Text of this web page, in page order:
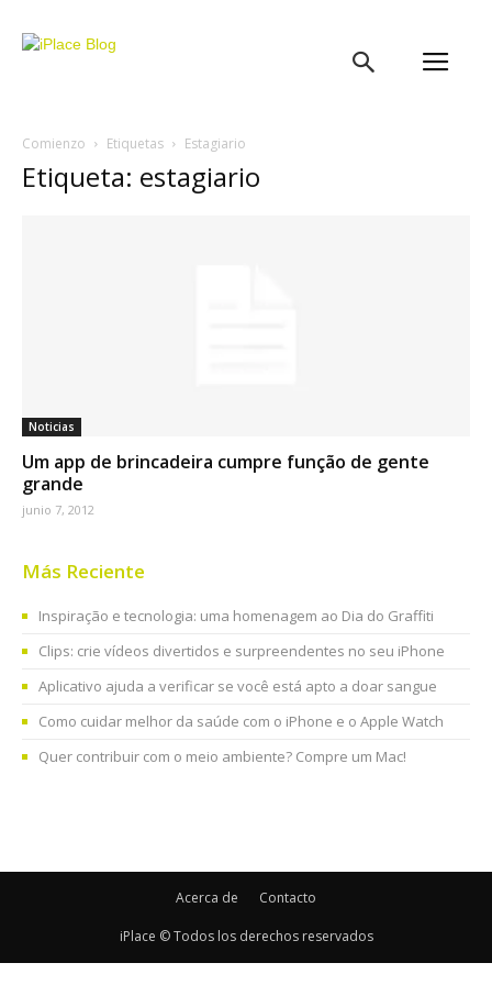
Comienzo Etiquetas Estagiario
Etiqueta: estagiario
Noticias
Um app de brincadeira cumpre função de gente
grande
junio 7, 2012
Más Reciente
Inspiração e tecnologia: uma homenagem ao Dia do Graffiti
Clips: crie vídeos divertidos e surpreendentes no seu iPhone
Aplicativo ajuda a verificar se você está apto a doar sangue
Como cuidar melhor da saúde com o iPhone e o Apple Watch
Quer contribuir com o meio ambiente? Compre um Mac!
Acerca de Contacto
iPlace © Todos los derechos reservados